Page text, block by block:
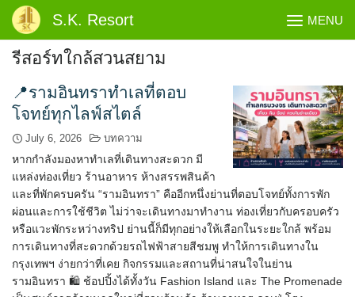
Skip
content
S.K. Resort MENU
รีสอร์ทใกล้สวนสยาม
📍รามอินทราทำเลที่ตอบ
โจทย์ทุกไลฟ์สไตล์
July 6, 2026 บทความ
หากกำลังมองหาทำเลที่เดินทางสะดวก มี
แหล่งท่องเที่ยว ร้านอาหาร ห้างสรรพสินค้า
และที่พักครบครัน “รามอินทรา” คืออีกหนึ่งย่านที่ตอบโจทย์ทั้งการพัก
ผ่อนและการใช้ชีวิต ไม่ว่าจะเดินทางมาทำงาน ท่องเที่ยวกับครอบครัว
หรือแวะพักระหว่างทริป ย่านนี้ก็มีทุกอย่างให้เลือกในระยะใกล้ พร้อม
การเดินทางที่สะดวกด้วยรถไฟฟ้าสายสีชมพู ทำให้การเดินทางใน
กรุงเทพฯ ง่ายกว่าที่เคย กิจกรรมและสถานที่น่าสนใจในย่าน
รามอินทรา 🛍️ ช้อปปิ้งได้ทั้งวัน Fashion Island และ The Promenade